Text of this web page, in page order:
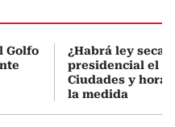
Golfo
¿Habrá ley seca
presidencial el 7
Ciudades y
la medida